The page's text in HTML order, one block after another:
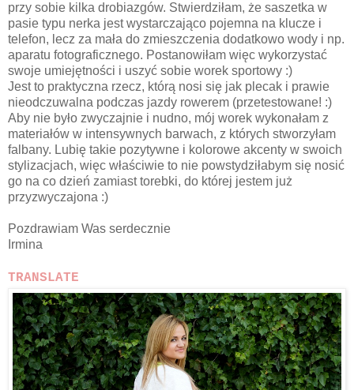
przy sobie kilka drobiazgów. Stwierdziłam, że saszetka w
pasie typu nerka jest wystarczająco pojemna na klucze i
telefon, lecz za mała do zmieszczenia dodatkowo wody i np.
aparatu fotograficznego. Postanowiłam więc wykorzystać
swoje umiejętności i uszyć sobie worek sportowy :)
Jest to praktyczna rzecz, którą nosi się jak plecak i prawie
nieodczuwalna podczas jazdy rowerem (przetestowane! :)
Aby nie było zwyczajnie i nudno, mój worek wykonałam z
materiałów w intensywnych barwach, z których stworzyłam
falbany. Lubię takie pozytywne i kolorowe akcenty w swoich
stylizacjach, więc właściwie to nie powstydziłabym się nosić
go na co dzień zamiast torebki, do której jestem już
przyzwyczajona :)
Pozdrawiam Was serdecznie
Irmina
TRANSLATE